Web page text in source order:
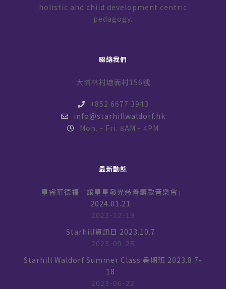
holistic and child development centric
pedagogy.
聯絡我們
大埔林村塘面村156號
+852 6677 3943
info@starhillwaldorf.hk
Mon. - Fri. 8AM - 4PM
最新動態
星睿華德福「讓星星發光慈善籌款音樂會」
2024.01.21
2023-12-19
Starhill資訊日 2023.10.7
2023-09-25
Starhill Waldorf Summer Class 暑期班 2023.8.7-
18
2023-06-22